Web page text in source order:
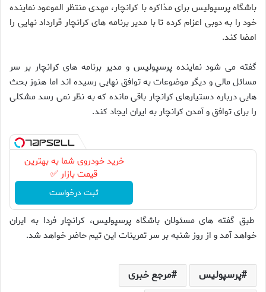
باشگاه پرسپولیس برای مذاکره با کرانچار، مهدی منتظر الموعود نماینده
خود را به دوبی اعزام کرده تا با مدیر برنامه های کرانچار قرارداد نهایی را
امضا کند.
گفته می شود نماینده پرسپولیس و مدیر برنامه های کرانچار بر سر
مسائل مالی و دیگر موضوعات به توافق نهایی رسیده اند اما هنوز بحث
هایی درباره دستیارهای کرانچار باقی مانده که به نظر نمی رسد مشکلی
را برای توافق و آمدن کرانچار به ایران ایجاد کند.
خرید خودروی شما به بهترین
قیمت بازار ✅
ثبت درخواست
طبق گفته های مسئولان باشگاه پرسپولیس، کرانچار فردا به ایران
خواهد آمد و از روز شنبه بر سر تمرینات این تیم حاضر خواهد شد.
پرسپولیس
مرجع خبری